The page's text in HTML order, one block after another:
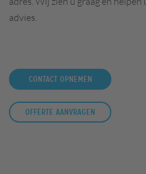
advies.
Contact opnemen
Offerte aanvragen